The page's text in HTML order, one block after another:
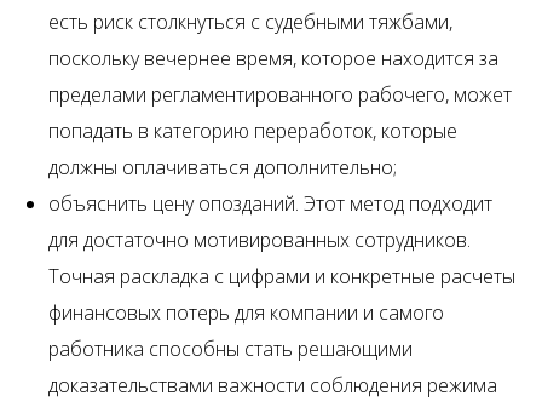
есть риск столкнуться с судебными тяжбами,
поскольку вечернее время, которое находится за
пределами регламентированного рабочего, может
попадать в категорию переработок, которые
должны оплачиваться дополнительно;
объяснить цену опозданий. Этот метод подходит
для достаточно мотивированных сотрудников.
Точная раскладка с цифрами и конкретные расчеты
финансовых потерь для компании и самого
работника способны стать решающими
доказательствами важности соблюдения режима